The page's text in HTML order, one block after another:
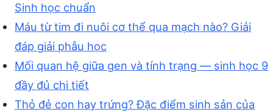
Sinh học chuẩn
Máu từ tim đi nuôi cơ thể qua mạch nào? Giải
đáp giải phẫu học
Mối quan hệ giữa gen và tính trạng — sinh học 9
đầy đủ chi tiết
Thỏ đẻ con hay trứng? Đặc điểm sinh sản của